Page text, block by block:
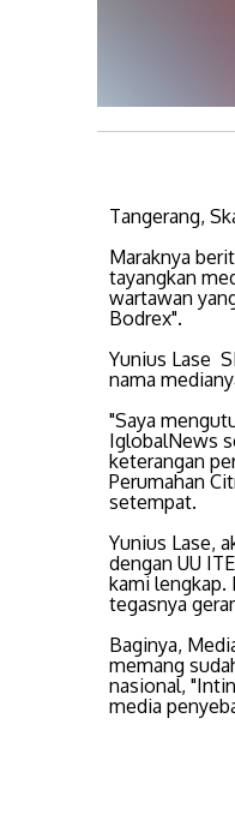
Tangerang,
Maraknya
tayangkan
wartawan
Bodrex".
Yunius Lase
nama
"Saya
IglobalNews
keterangan
Perumahan
setempat.
Yunius Lase,
dengan UU
kami lengkap.
tegasnya
Baginya,
memang
nasional,
media